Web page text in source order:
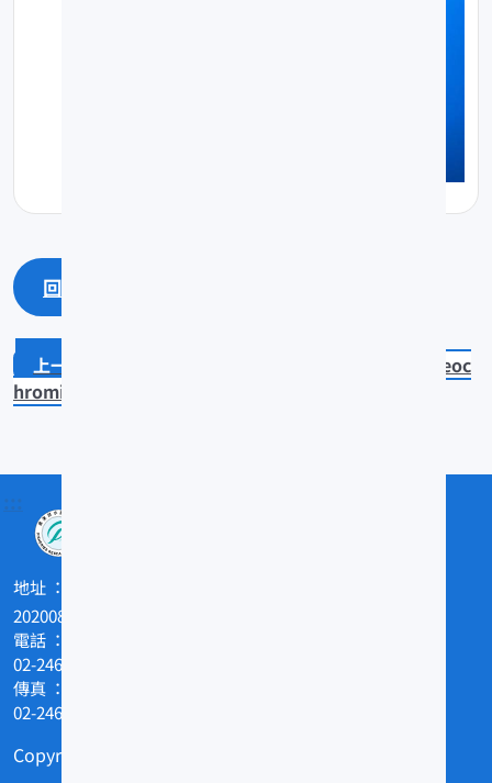
回上一頁
Oreoc
hromis niloticus
:::
地址
202008基隆市和一路199號
電話
02-24622101
傳真
02-24629388
Copyright © 農業部水產試驗所